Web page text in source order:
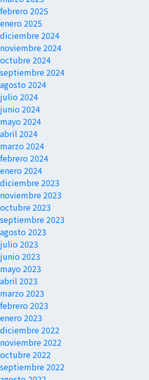
febrero 2025
enero 2025
diciembre 2024
noviembre 2024
octubre 2024
septiembre 2024
agosto 2024
julio 2024
junio 2024
mayo 2024
abril 2024
marzo 2024
febrero 2024
enero 2024
diciembre 2023
noviembre 2023
octubre 2023
septiembre 2023
agosto 2023
julio 2023
junio 2023
mayo 2023
abril 2023
marzo 2023
febrero 2023
enero 2023
diciembre 2022
noviembre 2022
octubre 2022
septiembre 2022